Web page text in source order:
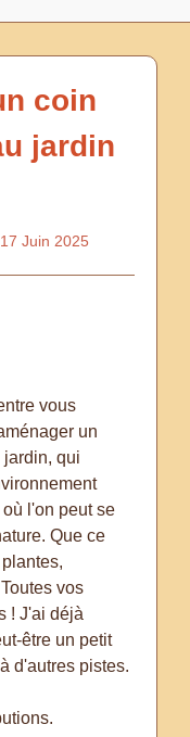
coin
jardin
Juin 2025
vous
un
qui
l'on peut se
Que ce
vos
! J'ai déjà
être un petit
d'autres pistes.